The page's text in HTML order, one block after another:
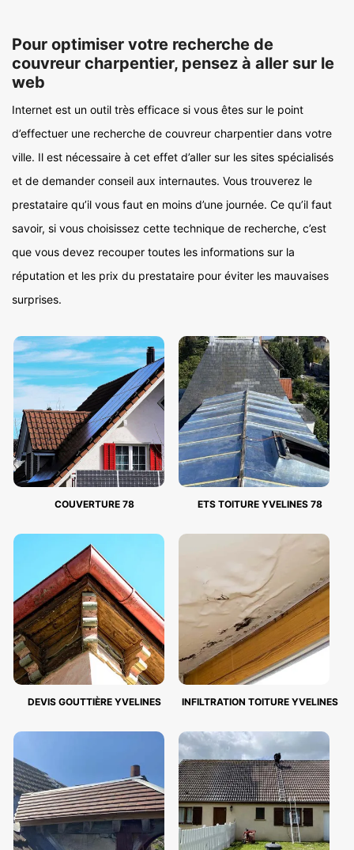
Pour optimiser votre recherche de
couvreur charpentier, pensez à aller sur le
web
Internet est un outil très efficace si vous êtes sur le point
d’effectuer une recherche de couvreur charpentier dans votre
ville. Il est nécessaire à cet effet d’aller sur les sites spécialisés
et de demander conseil aux internautes. Vous trouverez le
prestataire qu’il vous faut en moins d’une journée. Ce qu’il faut
savoir, si vous choisissez cette technique de recherche, c’est
que vous devez recouper toutes les informations sur la
réputation et les prix du prestataire pour éviter les mauvaises
surprises.
COUVERTURE 78 ETS TOITURE YVELINES 78
DEVIS GOUTTIÈRE YVELINES INFILTRATION TOITURE YVELINES